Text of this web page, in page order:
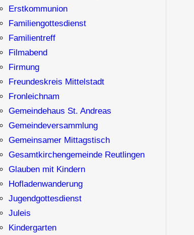
Erstkommunion
Familiengottesdienst
Familientreff
Filmabend
Firmung
Freundeskreis Mittelstadt
Fronleichnam
Gemeindehaus St. Andreas
Gemeindeversammlung
Gemeinsamer Mittagstisch
Gesamtkirchengemeinde Reutlingen
Glauben mit Kindern
Hofladenwanderung
Jugendgottesdienst
Juleis
Kindergarten